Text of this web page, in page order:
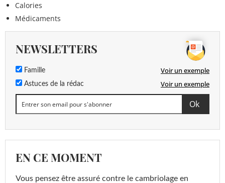
Calories
Médicaments
NEWSLETTERS
Famille Voir un exemple
Astuces de la rédac Voir un exemple
EN CE MOMENT
Vous pensez être assuré contre le cambriolage en